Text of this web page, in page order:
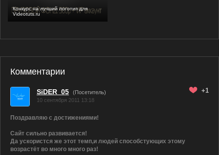
Конкурс на лучший логотип для
Videotuts.ru
Комментарии
SiDER_05
(Посетитель)
10 сентября 2011 13:18
+1
Поздравляю с достижениями!
Сайт сильно развивается!
Да ускористся же этот темп,и людей способстующих этому
возрастёт во много много раз!